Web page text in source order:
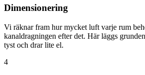
Dimensionering
Vi räknar fram hur mycket luft varje rum
kanaldragningen efter det. Här läggs
tyst och drar lite el.
4